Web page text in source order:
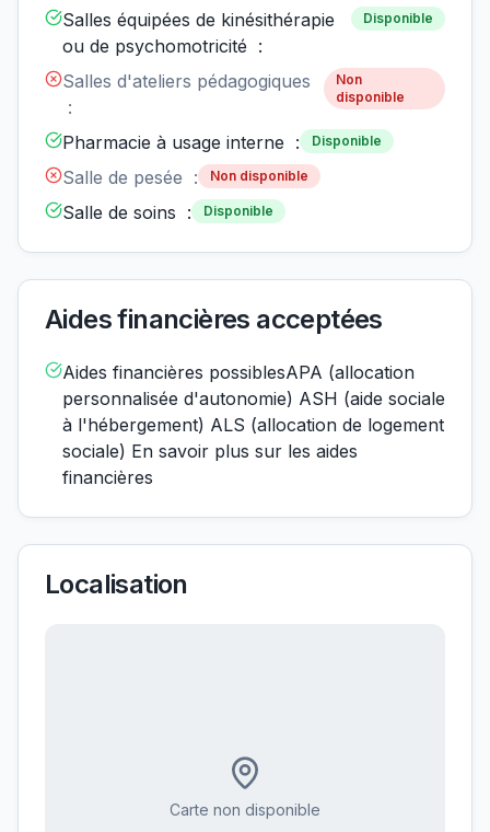
Salles équipées de kinésithérapie
ou de psychomotricité :
Disponible
Salles d'ateliers pédagogiques
:
Non
disponible
Pharmacie à usage interne : Disponible
Salle de pesée : Non disponible
Salle de soins : Disponible
Aides financières acceptées
Aides financières possiblesAPA (allocation
personnalisée d'autonomie) ASH (aide sociale
à l'hébergement) ALS (allocation de logement
sociale) En savoir plus sur les aides
financières
Localisation
Carte non disponible